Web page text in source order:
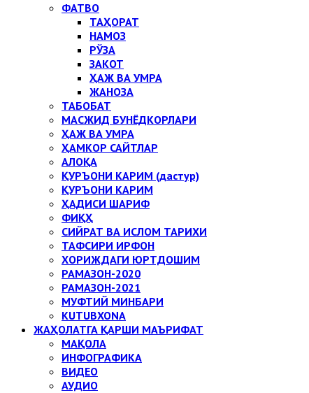
ФАТВО
ТАҲОРАТ
НАМОЗ
РЎЗА
ЗАКОТ
ҲАЖ ВА УМРА
ЖАНОЗА
ТАБОБАТ
МАСЖИД БУНЁДКОРЛАРИ
ҲАЖ ВА УМРА
ҲАМКОР САЙТЛАР
АЛОҚА
ҚУРЪОНИ КАРИМ (дастур)
ҚУРЪОНИ КАРИМ
ҲАДИСИ ШАРИФ
ФИҚҲ
СИЙРАТ ВА ИСЛОМ ТАРИХИ
ТАФСИРИ ИРФОН
ХОРИЖДАГИ ЮРТДОШИМ
РАМАЗОН-2020
РАМАЗОН-2021
МУФТИЙ МИНБАРИ
KUTUBXONA
ЖАҲОЛАТГА ҚАРШИ МАЪРИФАТ
МАҚОЛА
ИНФОГРАФИКА
ВИДЕО
АУДИО